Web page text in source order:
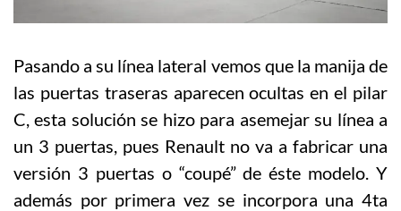
Pasando a su línea lateral vemos que la manija de
las puertas traseras aparecen ocultas en el pilar
C, esta solución se hizo para asemejar su línea a
un 3 puertas, pues Renault no va a fabricar una
versión 3 puertas o “coupé” de éste modelo. Y
además por primera vez se incorpora una 4ta